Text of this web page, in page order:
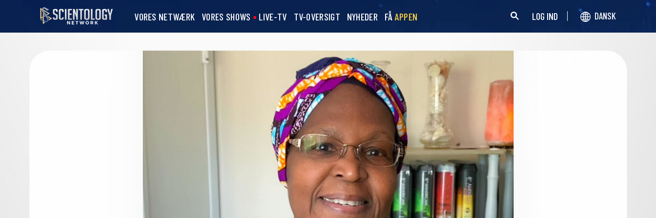
VORES NETWÆRK VORES SHOWS LIVE-TV TV-OVERSIGT NYHEDER FÅ APPEN LOG IND DANSK